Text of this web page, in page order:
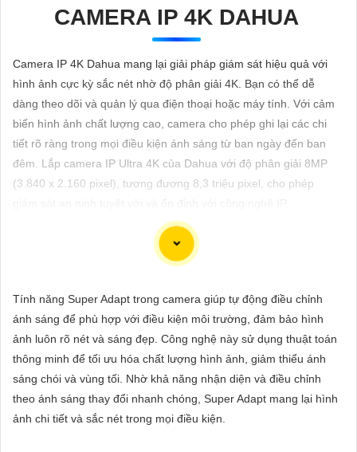
TƯ
VẤN
LẮP
ĐẶT
VỤ
CAMERA IP 4K DAHUA
Camera IP 4K Dahua mang lại giải pháp giám sát hiệu quả với
hình ảnh cực kỳ sắc nét nhờ độ phân giải 4K. Bạn có thể dễ
dàng theo dõi và quản lý qua điện thoại hoặc máy tính. Với cảm
biến hình ảnh chất lượng cao, camera cho phép ghi lại các chi
tiết rõ ràng trong mọi điều kiện ánh sáng từ ban ngày đến ban
đêm. Lắp camera IP Ultra 4K của Dahua với độ phân giải 8MP
(3.840 x 2.160 pixel), tương đương 8,3 triệu pixel, cho phép
hiện đại, sản phẩm này hứa hẹn đáp ứng mọi nhu cầu giám sát
Tính năng Super Adapt trong camera giúp tự động điều chỉnh
ánh sáng để phù hợp với điều kiện môi trường, đảm bảo hình
ảnh luôn rõ nét và sáng đẹp. Công nghệ này sử dụng thuật toán
thông minh để tối ưu hóa chất lượng hình ảnh, giảm thiểu ánh
sáng chói và vùng tối. Nhờ khả năng nhận diện và điều chỉnh
theo ánh sáng thay đổi nhanh chóng, Super Adapt mang lại hình
ảnh chi tiết và sắc nét trong mọi điều kiện.